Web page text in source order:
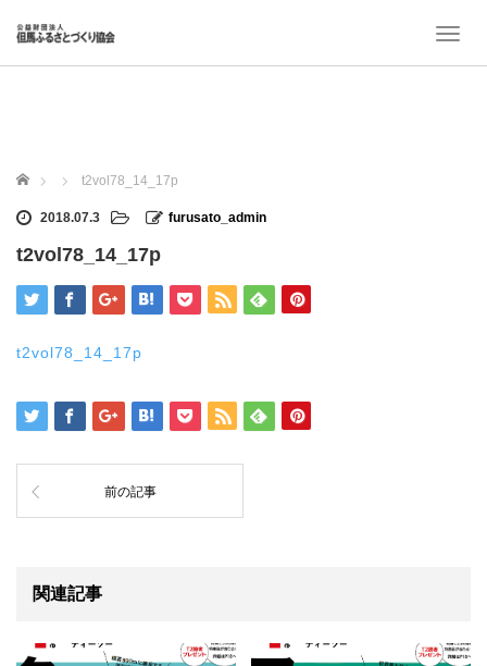
T
ホーム t2vol78_14_17p
2018.07.3 furusato_admin
t2vol78_14_17p
t2vol78_14_17p
前の記事
関連記事